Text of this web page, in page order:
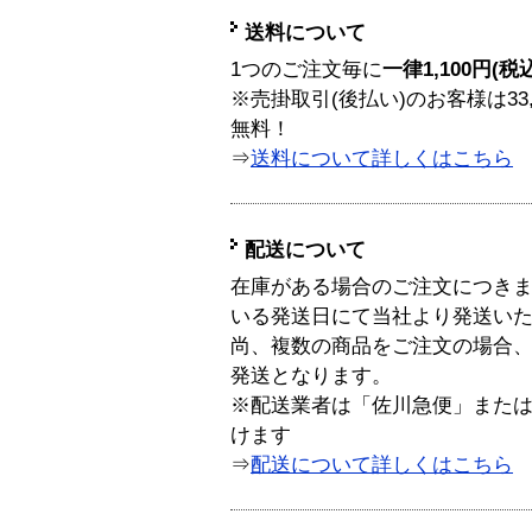
送料について
1つのご注文毎に一律1,100円(税
※売掛取引(後払い)のお客様は
無料！
⇒送料について詳しくはこちら
配送について
在庫がある場合のご注文につき
いる発送日にて当社より発送い
尚、複数の商品をご注文の場合
発送となります。
※配送業者は「佐川急便」また
けます
⇒配送について詳しくはこちら